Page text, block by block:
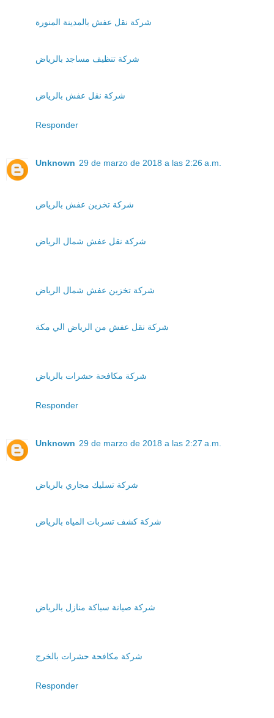
شركة نقل عفش بالمدينة المنورة
شركة تنظيف مساجد بالرياض
شركة نقل عفش بالرياض
Responder
Unknown 29 de marzo de 2018 a las 2:26 a.m.
شركة تخزين عفش بالرياض
شركة نقل عفش شمال الرياض
شركة تخزين عفش شمال الرياض
شركة نقل عفش من الرياض الي مكة
شركة مكافحة حشرات بالرياض
Responder
Unknown 29 de marzo de 2018 a las 2:27 a.m.
شركة تسليك مجاري بالرياض
شركة كشف تسربات المياه بالرياض
شركة صيانة سباكة منازل بالرياض
شركة مكافحة حشرات بالخرج
Responder